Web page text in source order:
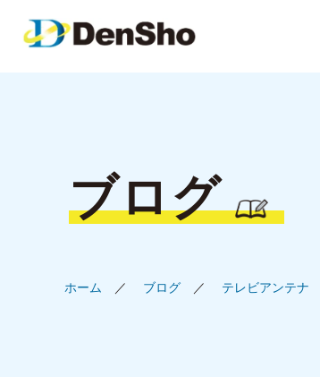
ブログ
ホーム ブログ テレビアンテナ